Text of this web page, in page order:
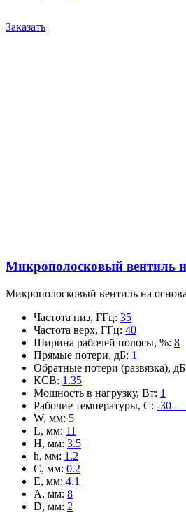
Заказать
Микрополосковый вентиль
Микрополосковый вентиль на
Частота низ, ГГц: 35
Частота верх, ГГц: 40
Ширина рабочей полосы, %: 8
Прямые потери, дБ: 1
Обратные потери (развязка), дБ
КСВ: 1.35
Мощность в нагрузку, Вт: 1
Рабочие температуры, С: -30 —
W, мм: 5
L, мм: 11
H, мм: 3.5
h, мм: 1.2
C, мм: 0.2
E, мм: 4.1
A, мм: 8
D, мм: 2